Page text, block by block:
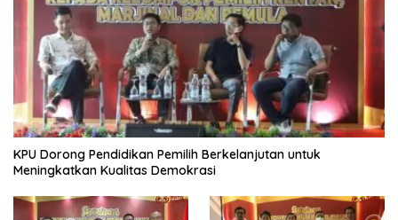
KPU Dorong Pendidikan Pemilih Berkelanjutan untuk
Meningkatkan Kualitas Demokrasi